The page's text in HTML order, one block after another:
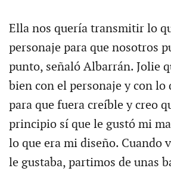
Ella nos quería transmitir lo
personaje para que nosotros
punto, señaló Albarrán. Jolie
bien con el personaje y con lo
para que fuera creíble y creo
principio sí que le gustó mi
lo que era mi diseño. Cuando
le gustaba, partimos de unas